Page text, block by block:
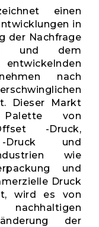
einen
in
der Nachfrage
und dem
nach
Dieser Markt
von
-Druck,
Druck und
wie
und
Druck
wird es von
der